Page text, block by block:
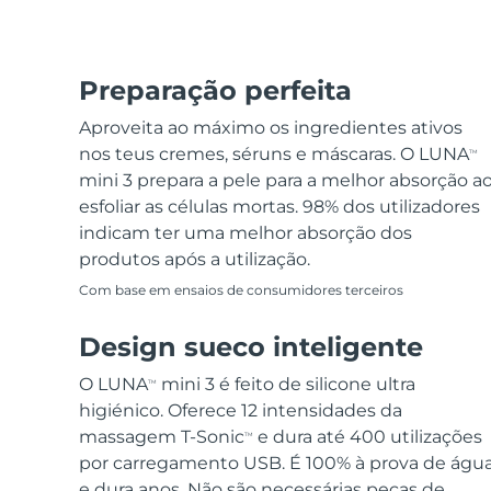
Preparação perfeita
Aproveita ao máximo os ingredientes ativos
nos teus cremes, séruns e máscaras. O LUNATM
mini 3 prepara a pele para a melhor absorção
esfoliar as células mortas. 98% dos utilizadores
indicam ter uma melhor absorção dos
produtos após a utilização.
Com base em ensaios de consumidores terceiros
Design sueco inteligente
O LUNATM
mini 3 é feito de silicone ultra
higiénico. Oferece 12 intensidades da
massagem T-SonicTM
e dura até 400 utilizações
por carregamento USB. É 100% à prova de